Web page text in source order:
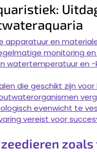
apparatuur en
monitoring en
watertemperatuur
die geschikt zijn
evenwicht te
vereist voor